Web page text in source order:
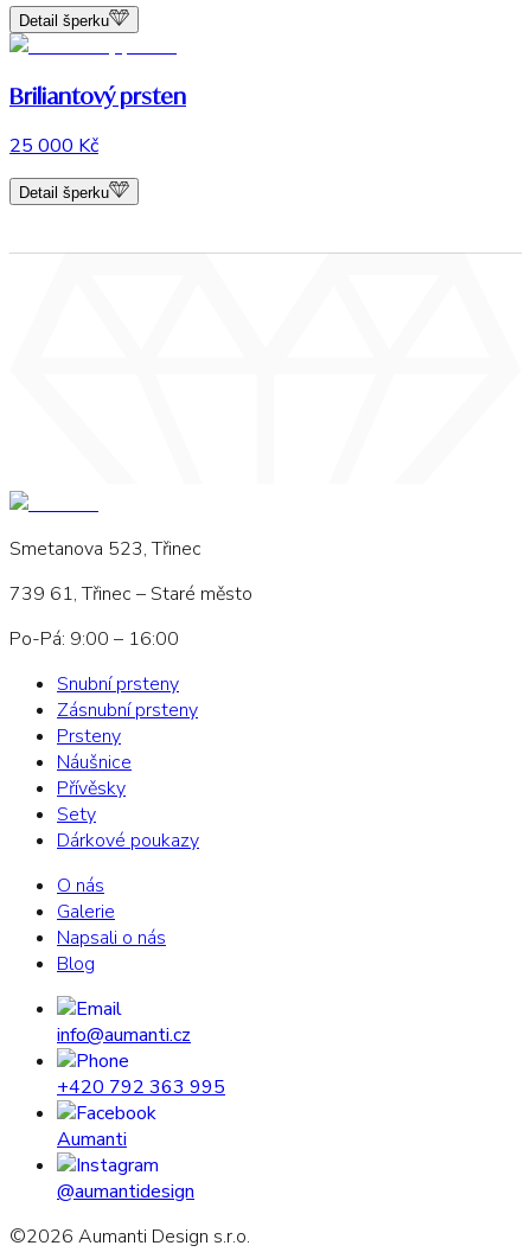
Detail šperku
Briliantový prsten
25 000 Kč
Detail šperku
Smetanova 523, Třinec
739 61, Třinec – Staré město
Po-Pá: 9:00 – 16:00
Snubní prsteny
Zásnubní prsteny
Prsteny
Náušnice
Přívěsky
Sety
Dárkové poukazy
O nás
Galerie
Napsali o nás
Blog
info@aumanti.cz
+420 792 363 995
Aumanti
@aumantidesign
©2026 Aumanti Design s.r.o.